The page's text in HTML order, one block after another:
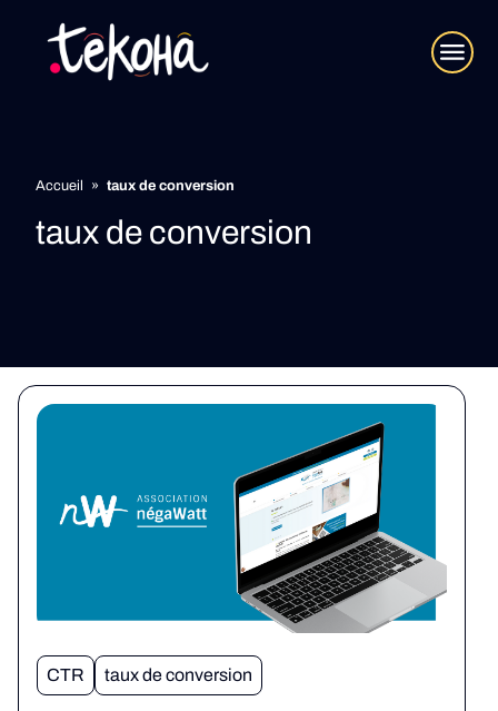
Accueil » taux de conversion
taux de conversion
CTR taux de conversion